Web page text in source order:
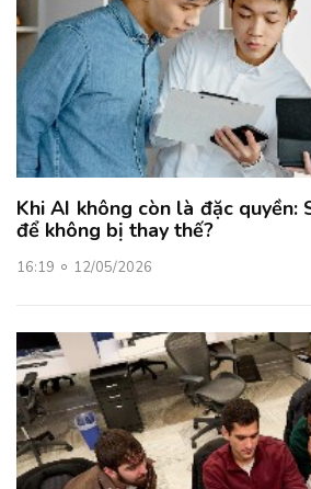
Khi AI không còn là đặc
để không bị thay thế?
16:19 12/05/2026